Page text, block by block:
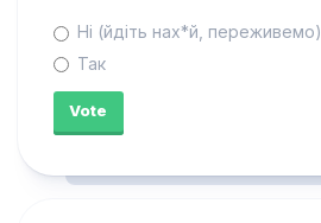
Ні (йдіть нах*й, переживемо)
Так